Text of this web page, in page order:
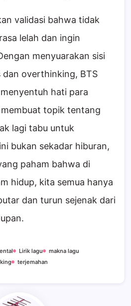
validasi bahwa tidak
lelah dan ingin
menyuarakan sisi
overthinking, BTS
hati para
topik tentang
lagi tabu untuk
bukan sekadar hiburan,
paham bahwa di
hidup, kita semua hanya
dan turun sejenak dari
Lirik lagu
makna lagu
terjemahan